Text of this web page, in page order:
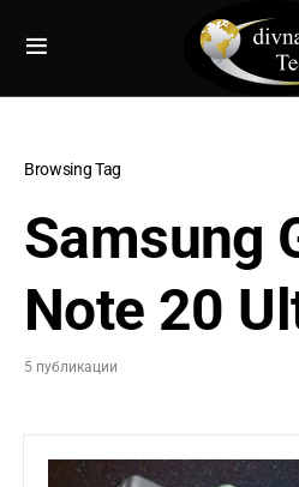
Browsing Tag
Samsung
Note 20
5 публикации